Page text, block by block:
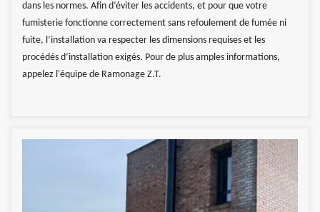
dans les normes. Afin d’éviter les accidents, et pour que votre
fumisterie fonctionne correctement sans refoulement de fumée ni
fuite, l’installation va respecter les dimensions requises et les
procédés d’installation exigés. Pour de plus amples informations,
appelez l'équipe de Ramonage Z.T.